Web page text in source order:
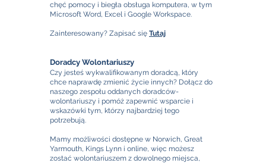
chęć pomocy i biegła obsługa komputera, w tym
Microsoft Word, Excel i Google Workspace.
Zainteresowany? Zapisać się Tutaj
Doradcy Wolontariuszy
Czy jesteś wykwalifikowanym doradcą, który
chce naprawdę zmienić życie innych? Dołącz do
naszego zespołu oddanych doradców-
wolontariuszy i pomóż zapewnić wsparcie i
wskazówki tym, którzy najbardziej tego
potrzebują.
Mamy możliwości dostępne w Norwich, Great
Yarmouth, Kings Lynn i online, więc możesz
zostać wolontariuszem z dowolnego miejsca,